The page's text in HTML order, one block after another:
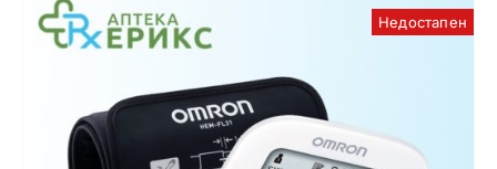
Недостапен